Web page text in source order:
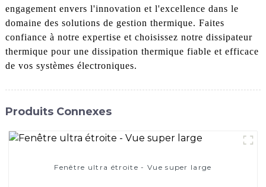
engagement envers l'innovation et l'excellence dans le
domaine des solutions de gestion thermique. Faites
confiance à notre expertise et choisissez notre dissipateur
thermique pour une dissipation thermique fiable et efficace
de vos systèmes électroniques.
Produits Connexes
Fenêtre ultra étroite - Vue super large